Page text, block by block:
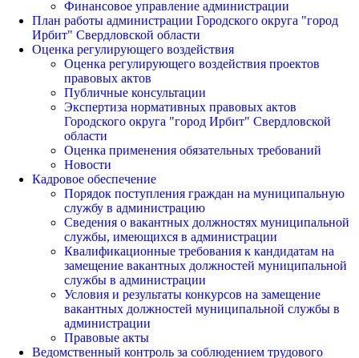
Финансовое управление администрации
План работы администрации Городского округа "город
Ирбит" Свердловской области
Оценка регулирующего воздействия
Оценка регулирующего воздействия проектов
правовых актов
Публичные консультации
Экспертиза нормативных правовых актов
Городского округа "город Ирбит" Свердловской
области
Оценка применения обязательных требований
Новости
Кадровое обеспечение
Порядок поступления граждан на муниципальную
службу в администрацию
Сведения о вакантных должностях муниципальной
службы, имеющихся в администрации
Квалификационные требования к кандидатам на
замещение вакантных должностей муниципальной
службы в администрации
Условия и результаты конкурсов на замещение
вакантных должностей муниципальной службы в
администрации
Правовые акты
Ведомственный контроль за соблюдением трудового